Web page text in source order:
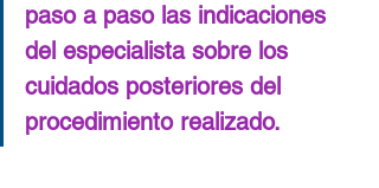
paso a paso las indicaciones
del especialista sobre los
cuidados posteriores del
procedimiento realizado.